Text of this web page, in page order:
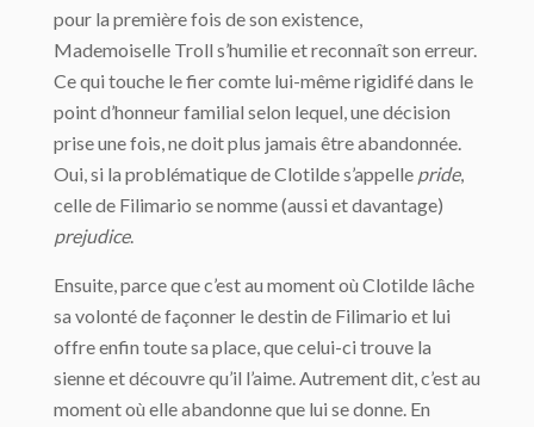
pour la première fois de son existence,
Mademoiselle Troll s’humilie et reconnaît son erreur.
Ce qui touche le fier comte lui-même rigidifé dans le
point d’honneur familial selon lequel, une décision
prise une fois, ne doit plus jamais être abandonnée.
Oui, si la problématique de Clotilde s’appelle pride,
celle de Filimario se nomme (aussi et davantage)
prejudice.
Ensuite, parce que c’est au moment où Clotilde lâche
sa volonté de façonner le destin de Filimario et lui
offre enfin toute sa place, que celui-ci trouve la
sienne et découvre qu’il l’aime. Autrement dit, c’est au
moment où elle abandonne que lui se donne. En